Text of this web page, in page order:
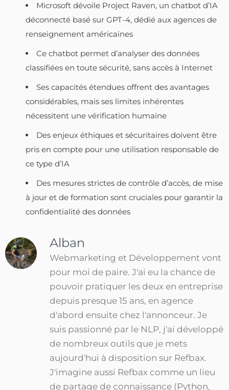
Microsoft dévoile Project Raven, un chatbot d’IA
déconnecté basé sur GPT-4, dédié aux agences de
renseignement américaines
Ce chatbot permet d’analyser des données
classifiées en toute sécurité, sans accès à Internet
Ses capacités étendues offrent des avantages
considérables, mais ses limites inhérentes
nécessitent une vérification humaine
Des enjeux éthiques et sécuritaires doivent être
pris en compte pour une utilisation responsable de
ce type d’IA
Des mesures strictes de contrôle d’accès, de mise
à jour et de formation sont cruciales pour garantir la
confidentialité des données
Alban
Webmarketing et Développement vont
pour moi de paire. J'ai eu la chance de
pouvoir pratiquer les deux en entreprise
depuis presque 15 ans, en agence
d'abord ensuite chez l'annonceur. Je
suis passionné par le NLP, j'ai développé
de nombreux outils que je mets
aujourd'hui à disposition sur Refbax.
J'imagine aussi Refbax comme un lieu
de partage de connaissance (Python,